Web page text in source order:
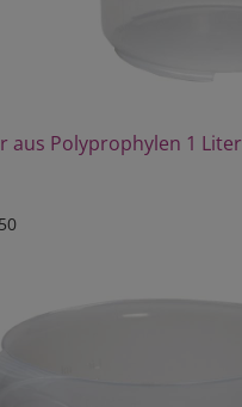
aus Polyprophylen 1 Liter